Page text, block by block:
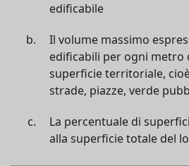
edificabile
Il volume massimo
edificabili per ogni metro
superficie territoriale,
strade, piazze, verde
La percentuale di
alla superficie totale del